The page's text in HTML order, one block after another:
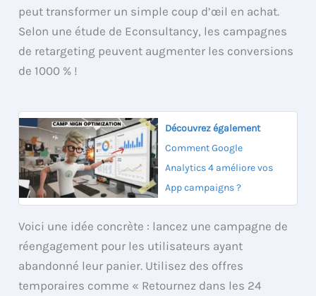
peut transformer un simple coup d’œil en achat.
Selon une étude de Econsultancy, les campagnes
de retargeting peuvent augmenter les conversions
de 1000 % !
Découvrez également
Comment Google
Analytics 4 améliore vos
App campaigns ?
Voici une idée concrète : lancez une campagne de
réengagement pour les utilisateurs ayant
abandonné leur panier. Utilisez des offres
temporaires comme « Retournez dans les 24